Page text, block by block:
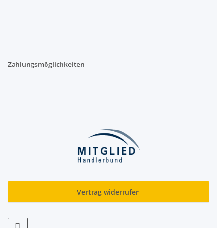
Zahlungsmöglichkeiten
Vertrag widerrufen